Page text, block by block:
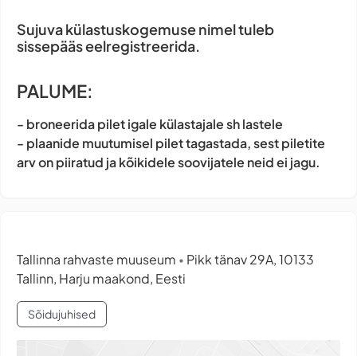
Sujuva külastuskogemuse nimel tuleb
sissepääs eelregistreerida.
PALUME:
- broneerida pilet igale külastajale sh lastele
- plaanide muutumisel pilet tagastada, sest piletite
arv on piiratud ja kõikidele soovijatele neid ei jagu.
Tallinna rahvaste muuseum • Pikk tänav 29A, 10133
Tallinn, Harju maakond, Eesti
Sõidujuhised